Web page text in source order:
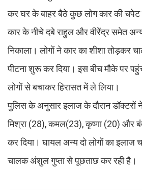
कर घर के बाहर बैठे कुछ लोग कार की चपेट
कार के नीचे दबे राहुल और वीरेंद्र समेत अन्य
निकाला। लोगों ने कार का शीशा तोड़कर
पीटना शुरू कर दिया। इस बीच मौके पर
लोगों से बचाकर हिरासत में ले लिया।
पुलिस के अनुसार इलाज के दौरान डॉक्टरों
मिश्रा (28), कमल(23), कृष्णा (20) और
कर दिया। घायल अन्य दो लोगों का इलाज
चालक अंशुल गुप्ता से पूछताछ कर रही है।